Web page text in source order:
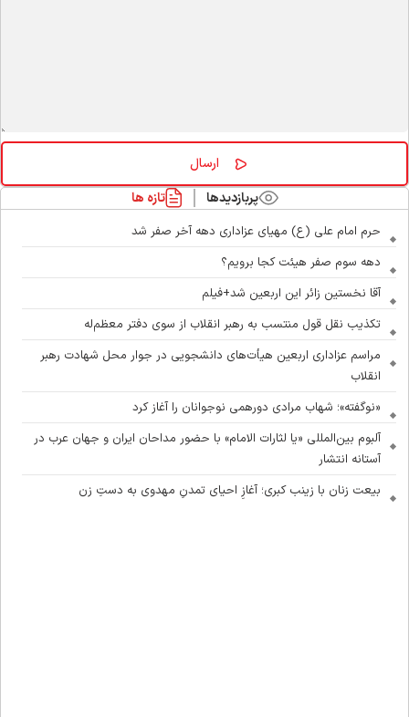
پربازدیدها تازه ها
حرم امام علی (ع) مهیای عزاداری دهه آخر صفر شد
دهه سوم صفر هیئت کجا برویم؟
آقا نخستین زائر این اربعین شد+فیلم
تکذیب نقل قول منتسب به رهبر انقلاب از سوی دفتر معظم‌له
مراسم عزاداری اربعین هیأت‌های دانشجویی در جوار محل شهادت رهبر
انقلاب
«نوگفته»؛ شهاب مرادی دورهمی نوجوانان را آغاز کرد
آلبوم بین‌المللی «یا لثارات الامام» با حضور مداحان ایران و جهان عرب در
آستانه انتشار
بیعت زنان با زینب کبری؛ آغازِ احیای تمدنِ مهدوی به دستِ زن